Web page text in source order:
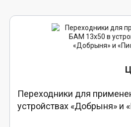
Переходники для
устройствах «Добрыня» и